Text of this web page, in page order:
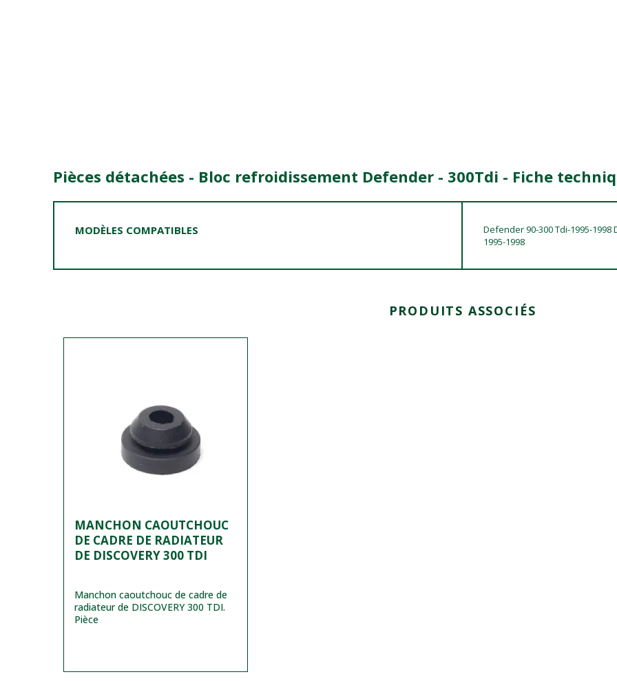
Pièces détachées - Bloc refroidissement Defender - 300Tdi - Fiche
MODÈLES COMPATIBLES
Defender 90-300 Tdi-1995-1998
1995-1998
PRODUITS ASSOCIÉS
MANCHON CAOUTCHOUC
DE CADRE DE RADIATEUR
DE DISCOVERY 300 TDI
Manchon caoutchouc de cadre de
radiateur de DISCOVERY 300 TDI.
Pièce